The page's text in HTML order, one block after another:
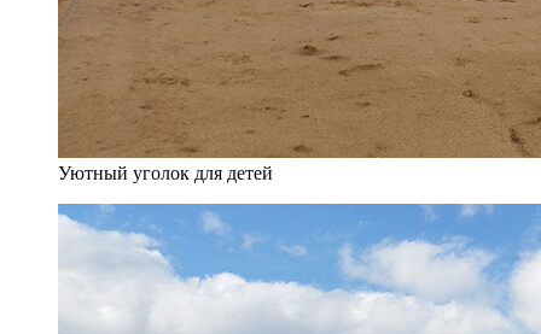
Уютный уголок для детей